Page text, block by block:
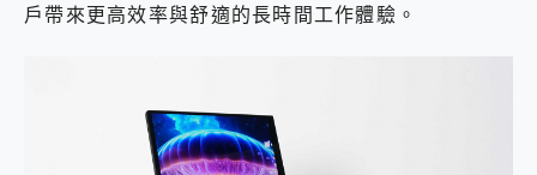
戶帶來更高效率與舒適的長時間工作體驗。